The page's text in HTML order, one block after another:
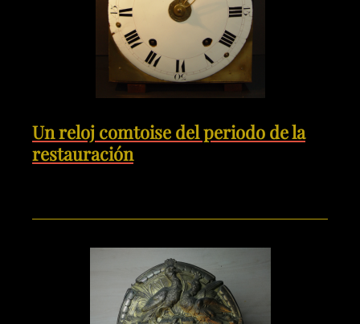
Un reloj comtoise del periodo de la
restauración